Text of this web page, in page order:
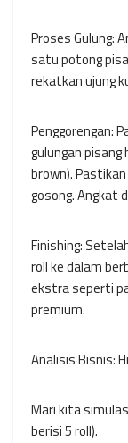
Proses Gulung:
satu potong
rekatkan ujung
Penggorengan:
gulungan pisang
brown).
gosong. Angkat
Finishing:
roll ke dalam
ekstra seperti
premium.
Analisis Bisnis:
Mari kita
berisi 5 roll).